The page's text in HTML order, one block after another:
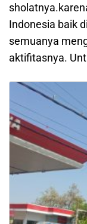
Indonesia baik
semuanya
aktifitasnya.